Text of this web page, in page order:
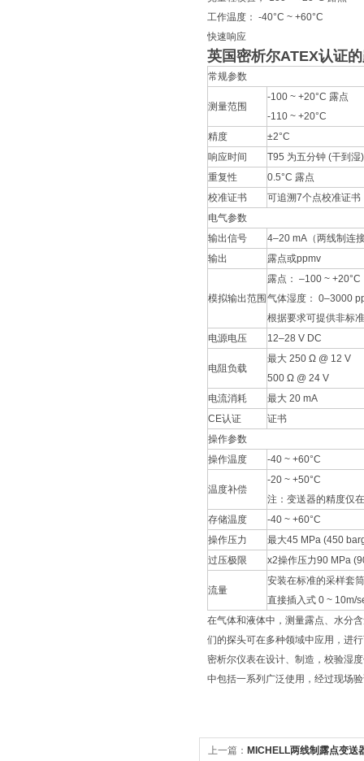
工作温度： -40°C ~ +60°C
快速响应
英国密析尔ATEX认证
常规参数
测量范围
-100 ~ +20°C 露点
-110 ~ +20°C
精度
±2°C
响应时间
T95 为五分钟 (干到湿)
重复性
0.5°C 露点
校准证书
可追溯7个点校准证书
电气参数
输出信号
4–20 mA（两线制连
输出
露点或ppmv
模拟输出范围
露点： –100 ~ +20°C
气体湿度： 0–3000
根据要求可提供非标
电源电压
12–28 V DC
电阻负载
最大 250 Ω @ 12 V
500 Ω @ 24 V
电流消耗
最大 20 mA
CE认证
证书
操作参数
操作温度
-40 ~ +60°C
温度补偿
-20 ~ +50°C
注：变送器的精度仅
存储温度
-40 ~ +60°C
操作压力
最大45 MPa (450
过压极限
x2操作压力90 MPa
流量
安装在标准的采样套
直接插入式 0 ~ 10m/
在气体和液体中，测量露点、水分
们的探头可在多种领域中应用，进
密析尔仪表在设计、制造，校验湿
中包括一系列广泛使用，经过现场
上一篇： MICHELL两线制露点变送